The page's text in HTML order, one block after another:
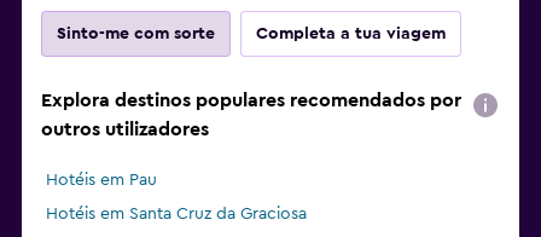
Sinto-me com sorte Completa a tua viagem
Explora destinos populares recomendados por
outros utilizadores
Hotéis em Pau
Hotéis em Santa Cruz da Graciosa